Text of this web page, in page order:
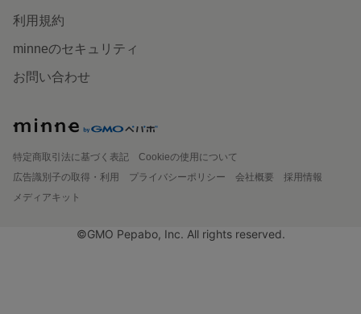
利用規約
minneのセキュリティ
お問い合わせ
特定商取引法に基づく表記
Cookieの使用について
広告識別子の取得・利用
プライバシーポリシー 会社概要
採用情報
メディアキット
©GMO Pepabo, Inc. All rights reserved.